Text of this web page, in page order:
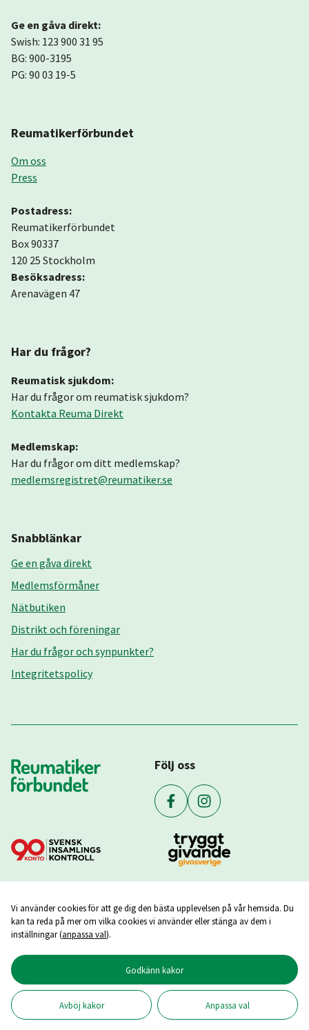
Ge en gåva direkt:
Swish: 123 900 31 95
BG: 900-3195
PG: 90 03 19-5
Reumatikerförbundet
Om oss
Press
Postadress:
Reumatikerförbundet
Box 90337
120 25 Stockholm
Besöksadress:
Arenavägen 47
Har du frågor?
Reumatisk sjukdom:
Har du frågor om reumatisk sjukdom?
Kontakta Reuma Direkt
Medlemskap:
Har du frågor om ditt medlemskap?
medlemsregistret@reumatiker.se
Snabblänkar
Ge en gåva direkt
Medlemsförmåner
Nätbutiken
Distrikt och föreningar
Har du frågor och synpunkter?
Integritetspolicy
Följ oss
Copyright ©2026Reumatikerförbundet
Vi använder cookies för att ge dig den bästa upplevelsen på vår hemsida. Du
kan ta reda på mer om vilka cookies vi använder eller stänga av dem i
inställningar (anpassa val).
Godkänn kakor
Avböj kakor Anpassa val